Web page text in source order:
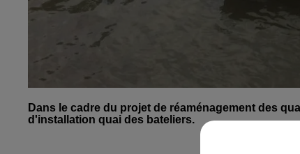
Dans le cadre du projet de réaménagement des
d'installation quai des bateliers.